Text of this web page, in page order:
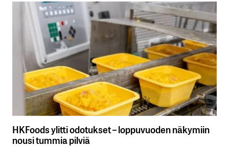
HKFoods ylitti odotukset – loppuvuoden näkymiin
nousi tummia pilviä